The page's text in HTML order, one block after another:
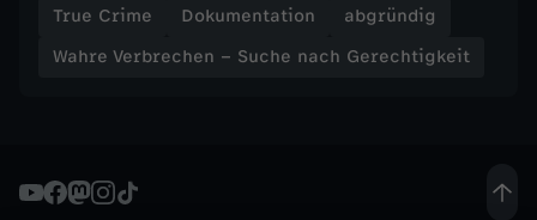
n
u
True Crime Dokumentation
abgründig
Wahre Verbrechen – Suche nach Gerechtigkeit